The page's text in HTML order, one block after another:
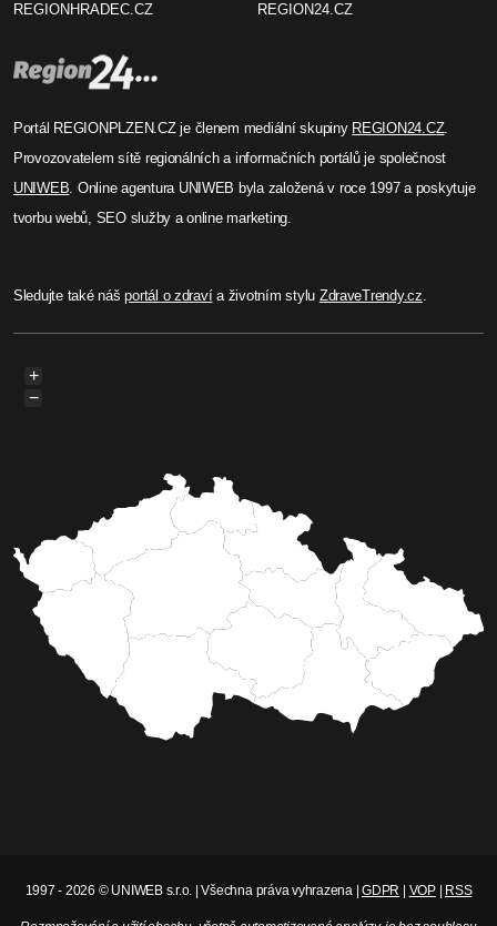
REGIONHRADEC.CZ REGION24.CZ
Portál REGIONPLZEN.CZ je členem mediální skupiny REGION24.CZ.
Provozovatelem sítě regionálních a informačních portálů je společnost
UNIWEB. Online agentura UNIWEB byla založená v roce 1997 a poskytuje
tvorbu webů, SEO služby a online marketing.
Sledujte také nášportál o zdravía životním stylu ZdraveTrendy.cz.
+
−
1997 - 2026 © UNIWEB s.r.o. | Všechna práva vyhrazena |GDPR VOP| RSS